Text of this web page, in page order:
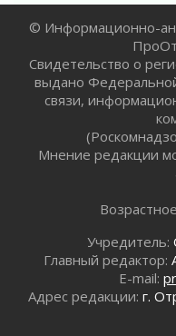
02 августа 2026
Ленобласть
операторов БПЛА
02 августа 2026
В Ивангороде
воробушка»
02 августа 2026
Юхла, мука,
Лето катится с
В Ленобласти
летию Билибина
Лето без гаджетов
© Информационно-
Свидетельство о
выдано
связи,
Мнение редакции
Учредитель:
Главный редактор:
E-mail:
Адрес редакции: г.